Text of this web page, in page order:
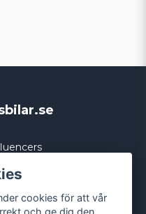
cookies för att vår